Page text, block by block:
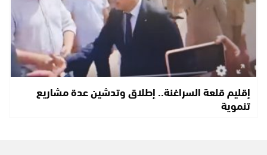
إقليم قلعة السراغنة.. إطلاق وتدشين عدة مشاريع
تنموية